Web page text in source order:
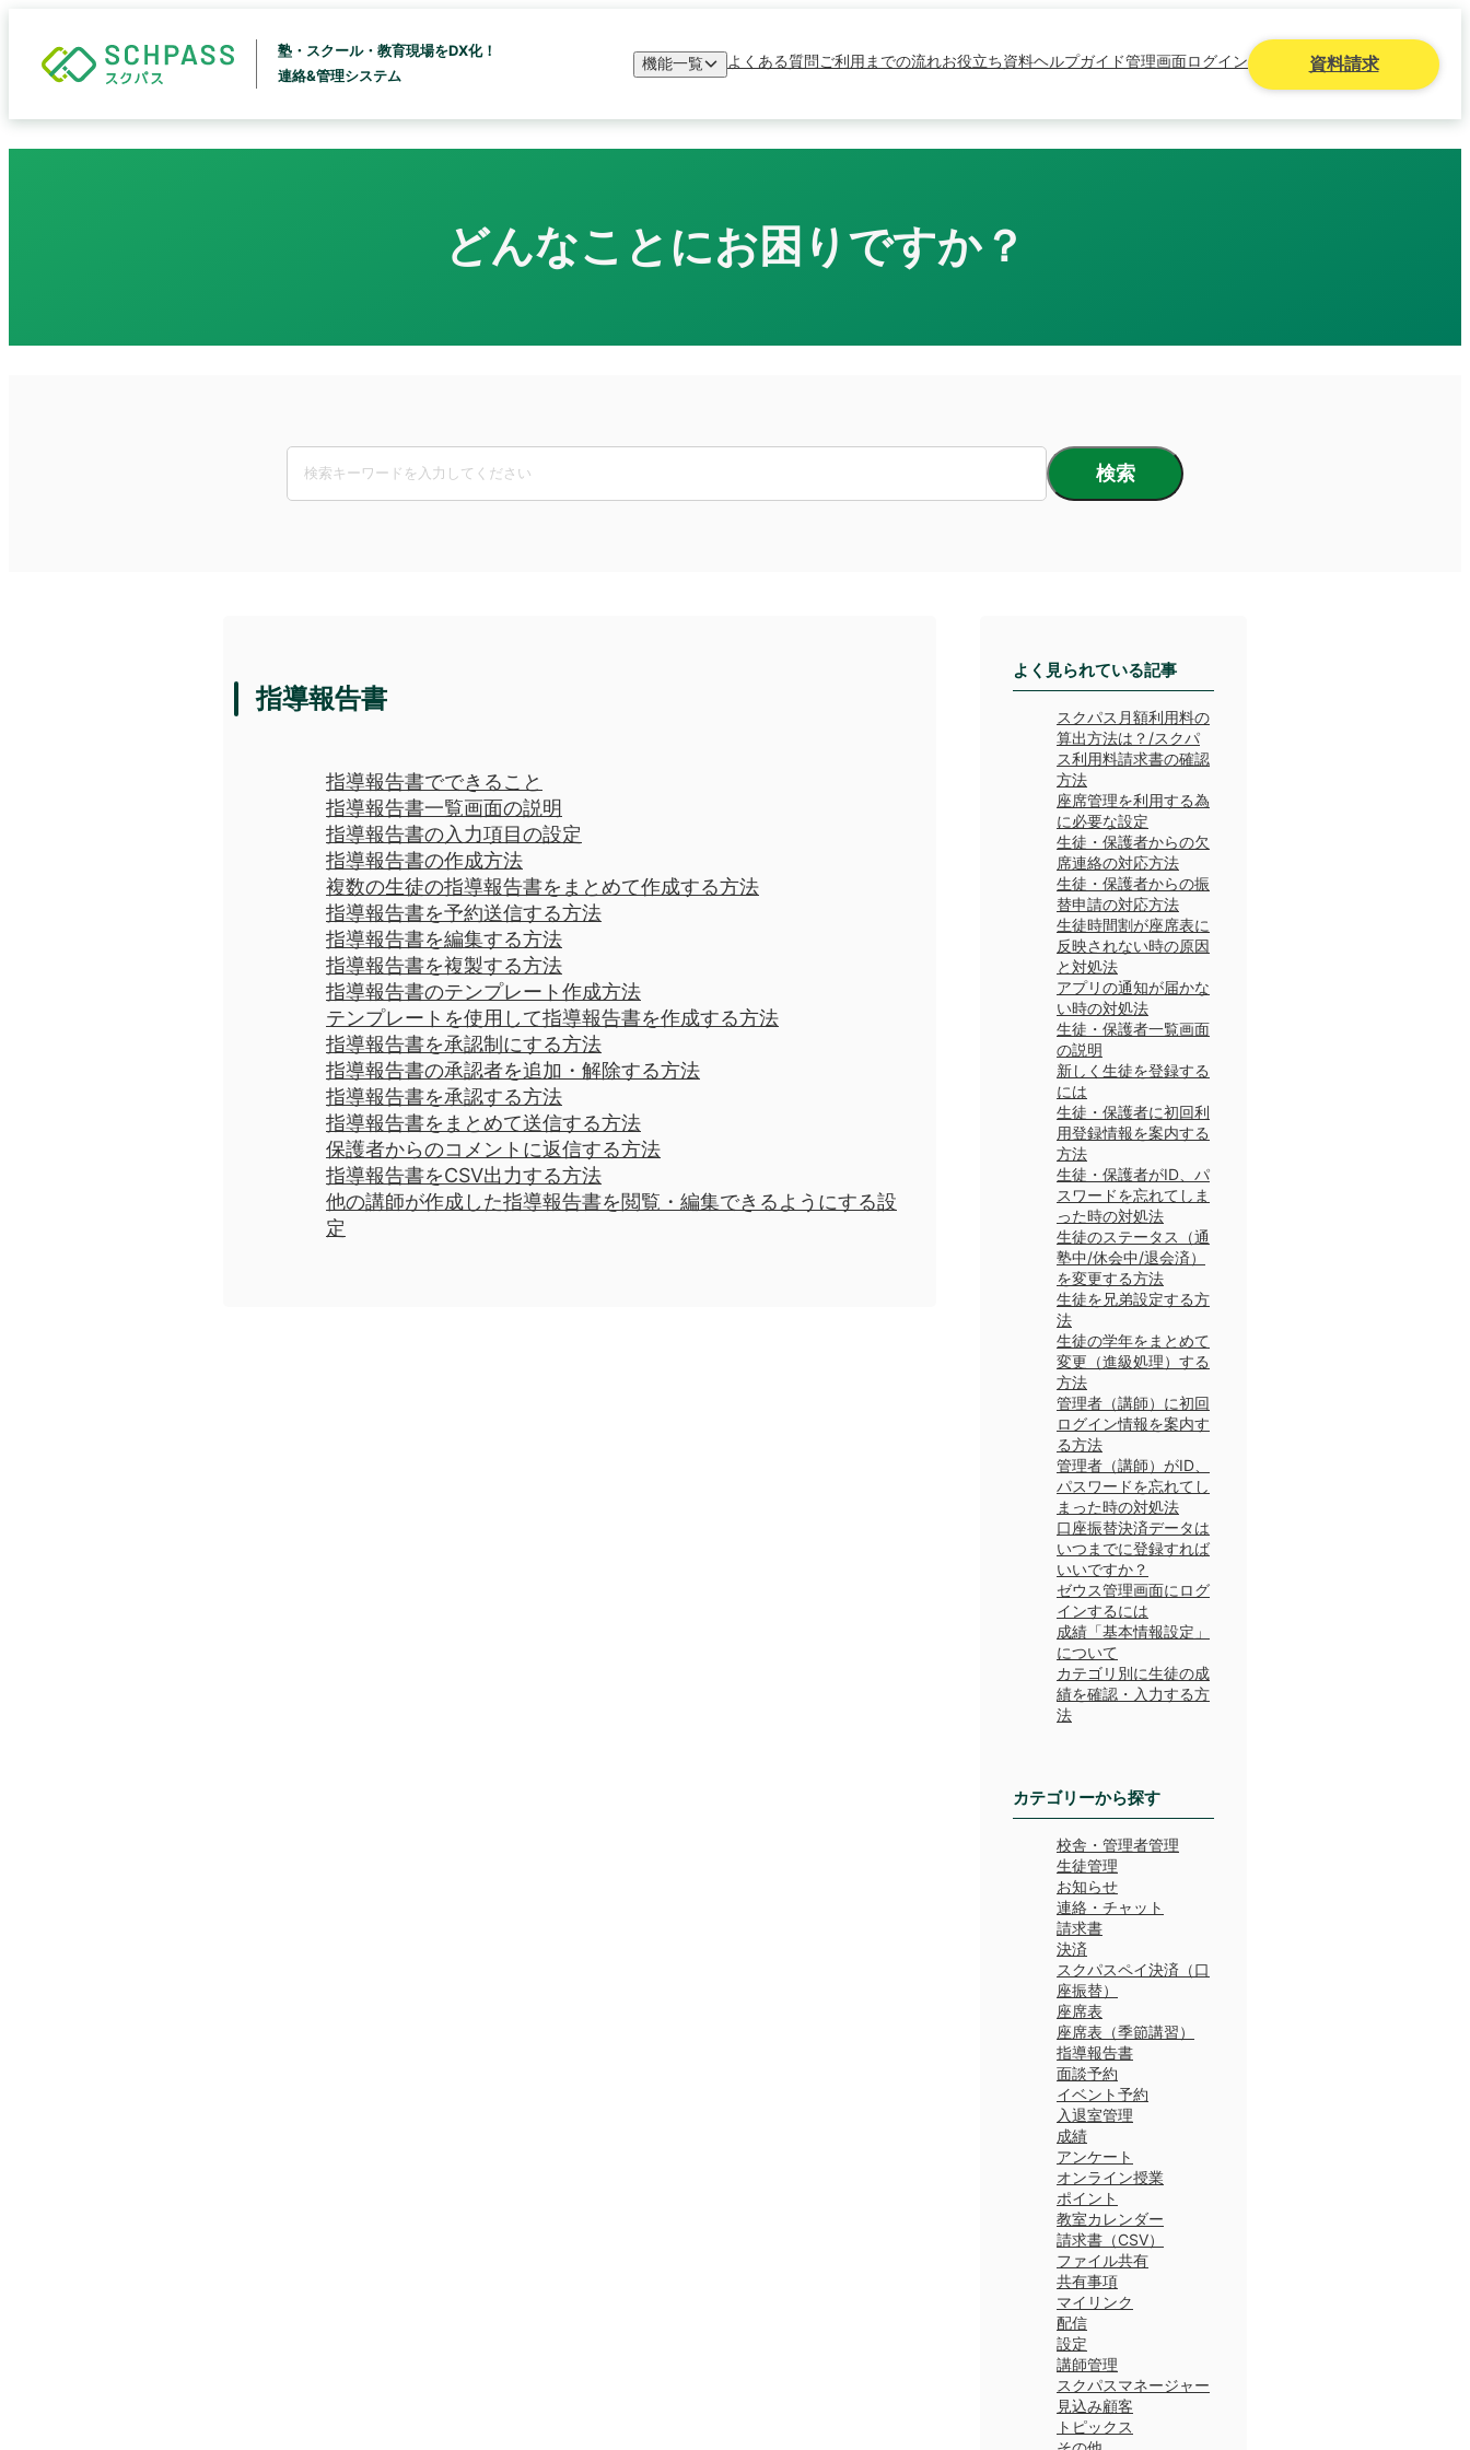
塾・スクール・教育現場をDX化！
連絡&管理システム
機能一覧 よくある質問ご利用までの流れお役立ち資料ヘルプガイド管理画面ログイン 資料請求
どんなことにお困りですか？
検索
指導報告書
指導報告書でできること
指導報告書一覧画面の説明
指導報告書の入力項目の設定
指導報告書の作成方法
複数の生徒の指導報告書をまとめて作成する方法
指導報告書を予約送信する方法
指導報告書を編集する方法
指導報告書を複製する方法
指導報告書のテンプレート作成方法
テンプレートを使用して指導報告書を作成する方法
指導報告書を承認制にする方法
指導報告書の承認者を追加・解除する方法
指導報告書を承認する方法
指導報告書をまとめて送信する方法
保護者からのコメントに返信する方法
指導報告書をCSV出力する方法
他の講師が作成した指導報告書を閲覧・編集できるようにする設
定
よく見られている記事
スクパス月額利用料の
算出方法は？/スクパ
ス利用料請求書の確認
方法
アプリの通知が届かな
い時の対処法
口座振替決済データは
いつまでに登録すれば
いいですか？
ゼウス管理画面にログ
インするには
生徒の学年をまとめて
変更（進級処理）する
方法
座席管理を利用する為
に必要な設定
生徒・保護者からの欠
席連絡の対応方法
生徒・保護者からの振
替申請の対応方法
生徒・保護者一覧画面
の説明
生徒・保護者に初回利
用登録情報を案内する
方法
生徒・保護者がID、パ
スワードを忘れてしま
った時の対処法
生徒のステータス（通
塾中/休会中/退会済）
を変更する方法
生徒を兄弟設定する方
法
生徒時間割が座席表に
反映されない時の原因
と対処法
新しく生徒を登録する
には
管理者（講師）に初回
ログイン情報を案内す
る方法
管理者（講師）がID、
パスワードを忘れてし
まった時の対処法
成績「基本情報設定」
について
カテゴリ別に生徒の成
績を確認・入力する方
法
カテゴリーから探す
設定
連絡・チャット
請求書
ファイル共有
指導報告書
入退室管理
スクパスマネージャー
座席表
アンケート
面談予約
成績
ポイント
イベント予約
オンライン授業
トピックス
配信
マイリンク
講師管理
決済
お知らせ
座席表（季節講習）
請求書（CSV）
見込み顧客
教室カレンダー
校舎・管理者管理
生徒管理
スクパスペイ決済（口
座振替）
共有事項